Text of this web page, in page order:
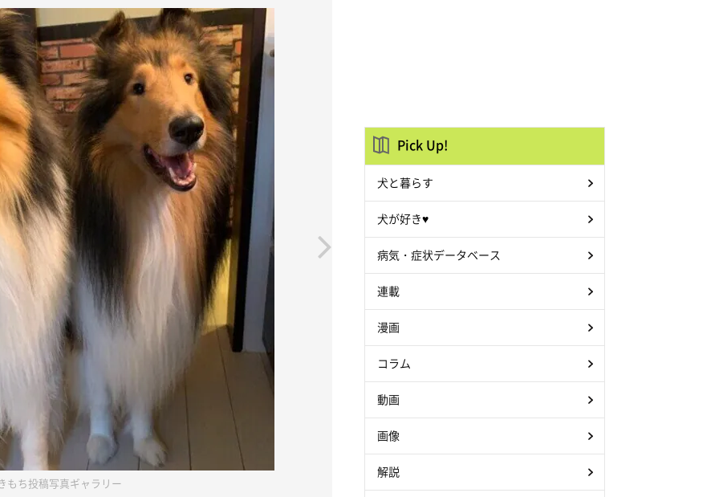
もち投稿写真ギャラリー
Pick Up!
犬と暮らす
犬が好き♥
病気・症状データベース
連載
漫画
コラム
動画
画像
解説